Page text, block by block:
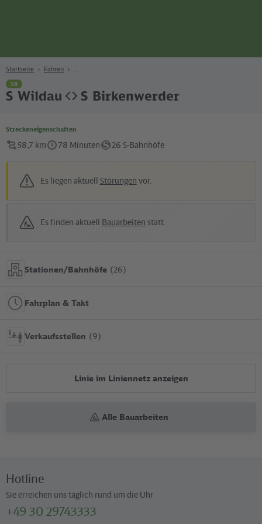
Startseite Fahren
S8
S Wildau S Birkenwerder
Streckeneigenschaften
58,7 km 78 Minuten 26 S-Bahnhöfe
Es liegen aktuell Störungen vor.
Es finden aktuell Bauarbeiten statt.
Stationen/Bahnhöfe (26)
Fahrplan & Takt
Verkaufsstellen (9)
Linie im Liniennetz anzeigen
Alle Bauarbeiten
Hotline
Sie erreichen uns täglich rund um die Uhr
+49 30 29743333